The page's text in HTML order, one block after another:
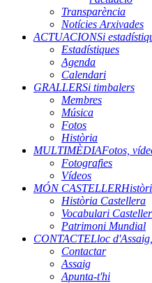
Transparència
Notícies Arxivades
ACTUACIONSi
Estadístiques
Agenda
Calendari
GRALLERSi timbalers
Membres
Música
Fotos
Història
MULTIMÈDIAFotos,
Fotografies
Vídeos
MÓN CASTELLER
Història Castellera
Vocabulari Casteller
Patrimoni Mundial
CONTACTELloc
Contactar
Assaig
Apunta-t'hi